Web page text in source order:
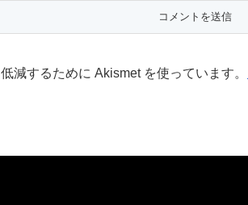
減するために Akismet を使っています。